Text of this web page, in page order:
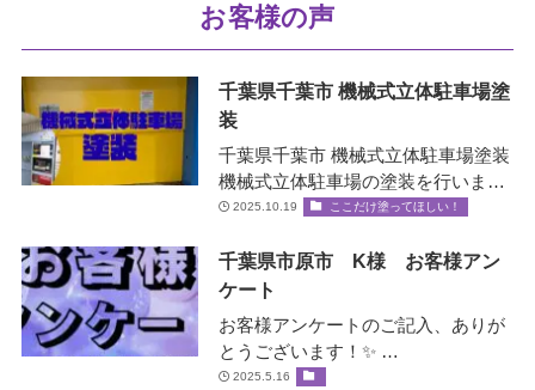
お客様の声
千葉県千葉市 機械式立体駐車場塗
装
千葉県千葉市 機械式立体駐車場塗装
機械式立体駐車場の塗装を行いまし
た！✨ 機械式立体駐車場とは？ エレ
2025.10.19 ここだけ塗ってほしい！
千葉県市原市 K様 お客様アン
ケート
お客様アンケートのご記入、ありが
とうございます！✨ …
2025.5.16